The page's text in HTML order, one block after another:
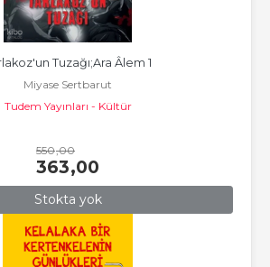
Stokta yok
Tuzağı;Ara Âlem 1
Miyase Sertbarut
Tudem Yayınları - Kültür
550,00
363,00